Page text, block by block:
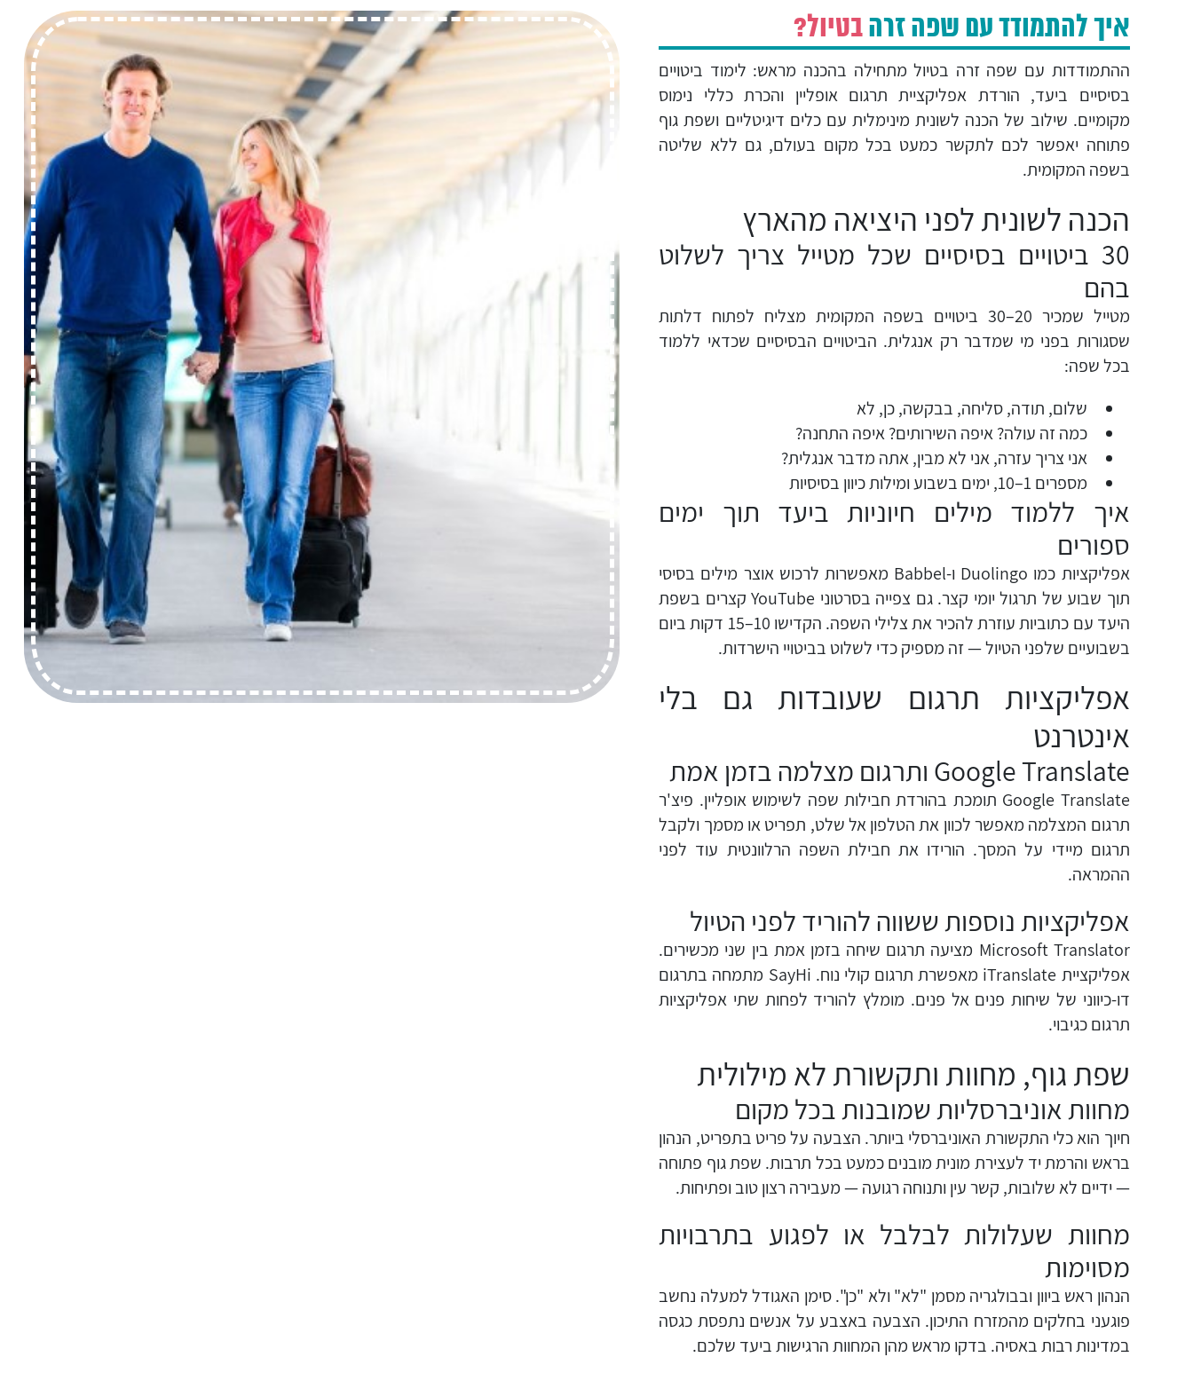
איך להתמודד עם שפה זרהבטיול?
ההתמודדות עם שפה זרה בטיול מתחילה בהכנה מראש: לימוד ביטויים
בסיסיים ביעד, הורדת אפליקציית תרגום אופליין והכרת כללי נימוס
מקומיים. שילוב של הכנה לשונית מינימלית עם כלים דיגיטליים ושפת גוף
פתוחה יאפשר לכם לתקשר כמעט בכל מקום בעולם, גם ללא שליטה
בשפה המקומית.
הכנה לשונית לפני היציאה מהארץ
30 ביטויים בסיסיים שכל מטייל צריך לשלוט
בהם
מטייל שמכיר 20–30 ביטויים בשפה המקומית מצליח לפתוח דלתות
שסגורות בפני מי שמדבר רק אנגלית. הביטויים הבסיסיים שכדאי ללמוד
בכל שפה:
שלום, תודה, סליחה, בבקשה, כן, לא
כמה זה עולה? איפה השירותים? איפה התחנה?
אני צריך עזרה, אני לא מבין, אתה מדבר אנגלית?
מספרים 1–10, ימים בשבוע ומילות כיוון בסיסיות
איך ללמוד מילים חיוניות ביעד תוך ימים
ספורים
אפליקציות כמו Duolingo ו-Babbel מאפשרות לרכוש אוצר מילים בסיסי
תוך שבוע של תרגול יומי קצר. גם צפייה בסרטוני YouTube קצרים בשפת
היעד עם כתוביות עוזרת להכיר את צלילי השפה. הקדישו 10–15 דקות ביום
בשבועיים שלפני הטיול — זה מספיק כדי לשלוט בביטויי הישרדות.
אפליקציות תרגום שעובדות גם בלי
אינטרנט
Google Translate ותרגום מצלמה בזמן אמת
Google Translate תומכת בהורדת חבילות שפה לשימוש אופליין. פיצ'ר
תרגום המצלמה מאפשר לכוון את הטלפון אל שלט, תפריט או מסמך ולקבל
תרגום מיידי על המסך. הורידו את חבילת השפה הרלוונטית עוד לפני
ההמראה.
אפליקציות נוספות ששווה להוריד לפני הטיול
Microsoft Translator מציעה תרגום שיחה בזמן אמת בין שני מכשירים.
אפליקציית iTranslate מאפשרת תרגום קולי נוח. SayHi מתמחה בתרגום
דו-כיווני של שיחות פנים אל פנים. מומלץ להוריד לפחות שתי אפליקציות
תרגום כגיבוי.
שפת גוף, מחוות ותקשורת לא מילולית
מחוות אוניברסליות שמובנות בכל מקום
חיוך הוא כלי התקשורת האוניברסלי ביותר. הצבעה על פריט בתפריט, הנהון
בראש והרמת יד לעצירת מונית מובנים כמעט בכל תרבות. שפת גוף פתוחה
— ידיים לא שלובות, קשר עין ותנוחה רגועה — מעבירה רצון טוב ופתיחות.
מחוות שעלולות לבלבל או לפגוע בתרבויות
מסוימות
הנהון ראש ביוון ובבולגריה מסמן "לא" ולא "כן". סימן האגודל למעלה נחשב
פוגעני בחלקים מהמזרח התיכון. הצבעה באצבע על אנשים נתפסת כגסה
במדינות רבות באסיה. בדקו מראש מהן המחוות הרגישות ביעד שלכם.